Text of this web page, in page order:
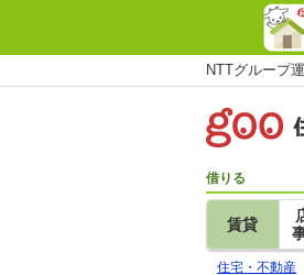
NTTグループ
借りる
賃貸
住宅・不動産